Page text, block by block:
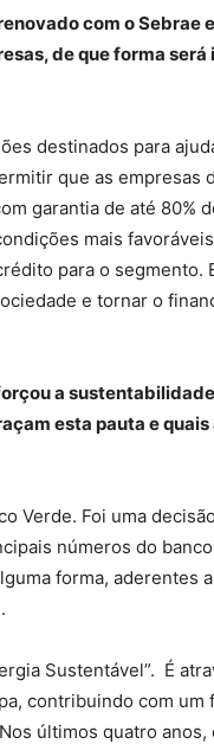
com o Sebrae
de que forma
destinados para
que as empresas
garantia de até 80%
mais
para o segmento.
e tornar o
a
esta pauta e
Verde. Foi uma
números do
forma, aderentes
Sustentável”. É
contribuindo com
últimos quatro anos,